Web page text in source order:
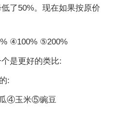
了50%。现在如果按原价
④100% ⑤200%
是更好的类比:
:
④玉米⑤豌豆